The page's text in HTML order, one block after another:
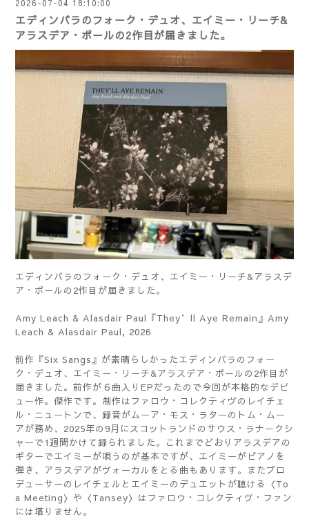
2026-07-04 18:10:00
エディンバラのフォーク・デュオ、エイミー・リーチ&
アラスデア・ポールの2作目が届きました。
エディンバラのフォーク・デュオ、エイミー・リーチ&アラスデ
ア・ポールの2作目が届きました。
Amy Leach & Alasdair Paul『They’ll Aye Remain』Amy
Leach & Alasdair Paul, 2026
前作『Six Sangs』が素晴らしかったエディンバラのフォー
ク・デュオ、エイミー・リーチ&アラスデア・ポールの2作目が
届きました。前作が６曲入りEPだったので今回が本格的なデビ
ュー作。傑作です。制作はファロウ・コレクティヴのレイチェ
ル・ニュートンで、録音がムーア・モス・ラターのトム・ムー
アが務め、2025年の9月にスコットランドのサウス・ラナークシ
ャーで1週間かけて録られました。これまでどおりアラスデアの
ギターでエイミーが唄うのが基本ですが、エイミーがピアノを
弾き、アラスデアがヴォーカルをとる曲もあります。またプロ
デューサーのレイチェルとエイミーのデュエットが聴ける〈To
a Meeting〉や〈Tansey〉はファロウ・コレクティヴ・ファン
には堪りません。